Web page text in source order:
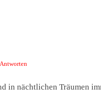
in nächtlichen Träumen